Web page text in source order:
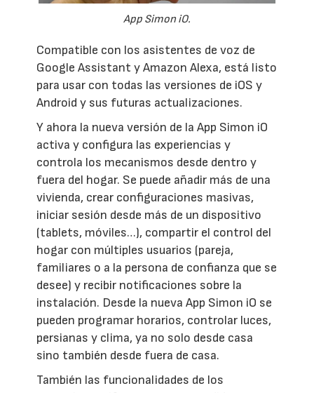
App Simon iO.
Compatible con los asistentes de voz de
Google Assistant y Amazon Alexa, está listo
para usar con todas las versiones de iOS y
Android y sus futuras actualizaciones.
Y ahora la nueva versión de la App Simon iO
activa y configura las experiencias y
controla los mecanismos desde dentro y
fuera del hogar. Se puede añadir más de una
vivienda, crear configuraciones masivas,
iniciar sesión desde más de un dispositivo
(tablets, móviles…), compartir el control del
hogar con múltiples usuarios (pareja,
familiares o a la persona de confianza que se
desee) y recibir notificaciones sobre la
instalación. Desde la nueva App Simon iO se
pueden programar horarios, controlar luces,
persianas y clima, ya no solo desde casa
sino también desde fuera de casa.
También las funcionalidades de los